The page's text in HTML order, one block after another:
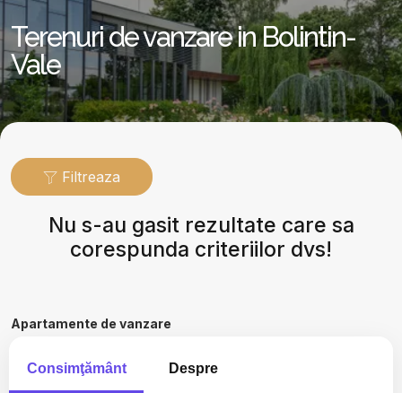
Terenuri de vanzare in Bolintin-
Vale
Filtreaza
Nu s-au gasit rezultate care sa
corespunda criteriilor dvs!
Apartamente de vanzare
Apartamente de vanzare in Bucuresti Pipera
Apartamente de vanzare in Bucuresti Floreasca
Consimţământ Despre